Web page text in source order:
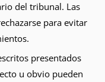
del tribunal. Las
para evitar
presentados
u obvio pueden